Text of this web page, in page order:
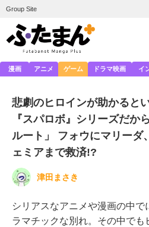
Group Site
漫画 アニメ ゲーム ドラマ映画 イ
悲劇のヒロインが助かると
『スパロボ』シリーズだか
ルート」 フォウにマリーダ
ェミアまで救済!?
津田まさき
シリアスなアニメや漫画の中で
ラマチックな別れ。その中で